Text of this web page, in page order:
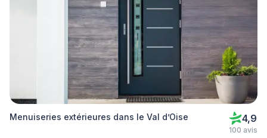
Menuiseries extérieures dans le Val d’Oise 4,9
100 avis